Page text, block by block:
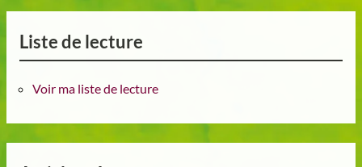
Liste de lecture
Voir ma liste de lecture